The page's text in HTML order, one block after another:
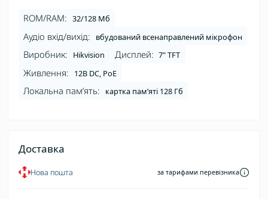
ROM/RAM: 32/128 Мб
Аудіо вхід/вихід: вбудований всенаправлений мікрофон
Виробник: Hikvision Дисплей: 7" TFT
Живлення: 12В DC, PoE
Локальна пам’ять: картка памʼяті 128 Гб
Доставка
Нова пошта за тарифами перевізника